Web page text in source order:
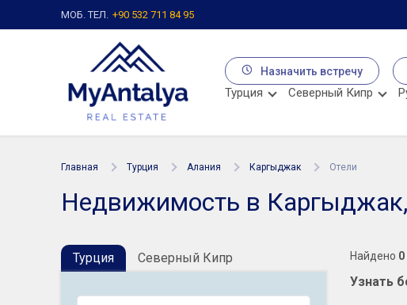
МОБ. ТЕЛ. +90 532 711 84 95
Назначить встречу
Турция Северный Кипр
Главная Турция Алания Каргыджак Отели
Недвижимость в
Турция Северный Кипр Найдено 0
Узнать